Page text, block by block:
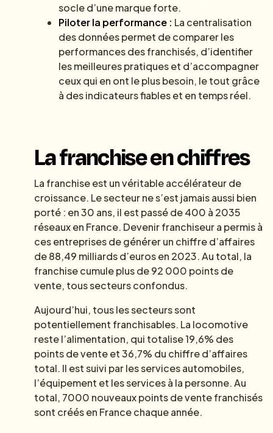
socle d’une marque forte.
Piloter la performance : La centralisation
des données permet de comparer les
performances des franchisés, d’identifier
les meilleures pratiques et d’accompagner
ceux qui en ont le plus besoin, le tout grâce
à des indicateurs fiables et en temps réel.
La franchise en chiffres
La franchise est un véritable accélérateur de
croissance. Le secteur ne s’est jamais aussi bien
porté : en 30 ans, il est passé de 400 à 2035
réseaux en France. Devenir franchiseur a permis à
ces entreprises de générer un chiffre d’affaires
de 88,49 milliards d’euros en 2023. Au total, la
franchise cumule plus de 92 000 points de
vente, tous secteurs confondus.
Aujourd’hui, tous les secteurs sont
potentiellement franchisables. La locomotive
reste l’alimentation, qui totalise 19,6% des
points de vente et 36,7% du chiffre d’affaires
total. Il est suivi par les services automobiles,
l’équipement et les services à la personne. Au
total, 7000 nouveaux points de vente franchisés
sont créés en France chaque année.